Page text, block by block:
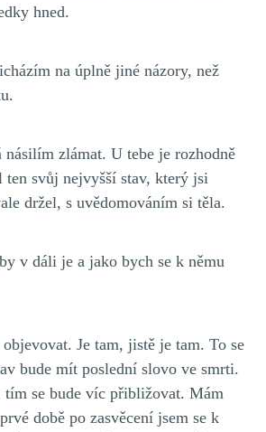
hned.
na úplně jiné názory, než
násilím zlámat. U tebe je rozhodně
ten svůj nejvyšší stav, který jsi
držel, s uvědomováním si těla.
v dáli je a jako bych se k němu
Je tam, jistě je tam. To se
bude mít poslední slovo ve smrti.
tím se bude víc přibližovat. Mám
době po zasvěcení jsem se k